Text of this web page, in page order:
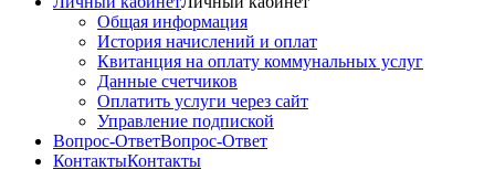
Общая информация
История начислений и оплат
Квитанция на оплату коммунальных услуг
Данные счетчиков
Оплатить услуги через сайт
Управление подпиской
Вопрос-ОтветВопрос-Ответ
КонтактыКонтакты